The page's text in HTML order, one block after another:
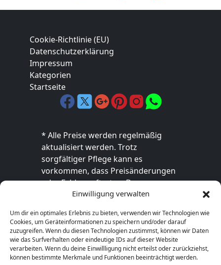
Einwilligung verwalten
Um dir ein optimales Erlebnis zu bieten, verwenden wir Technologien wie
Cookies, um Geräteinformationen zu speichern und/oder darauf
zuzugreifen. Wenn du diesen Technologien zustimmst, können wir Daten
wie das Surfverhalten oder eindeutige IDs auf dieser Website
verarbeiten. Wenn du deine Einwillligung nicht erteilst oder zurückziehst,
können bestimmte Merkmale und Funktionen beeinträchtigt werden.
Cookie-Richtlinie (EU)
Datenschutzerklärung
Impressum
Kategorien
Startseite
* Alle Preise werden regelmäßig
aktualisiert werden. Trotz
sorgfältiger Pflege kann es
vorkommen, dass Preisänderungen
oder Fehler auftreten. Der
endgültige Preis sowie die
ausschließlich im jeweiligen Online-
Shop des Anbieters verbindlich. Bitte
überprüfe den Preis vor dem Kauf
direkt beim Händler.